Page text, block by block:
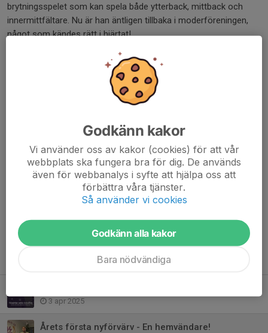
brytningsspelet som kan spela både ytterback, mittback och
innermittfältare. Nu är han äntligen tillbaka i moderföreningen,
något som kändes rätt i hjärtat!
men också för att det är ett fantastiskt gäng som har en väldigt
bra sammanhållning inom laget. Sist men inte minst föll valet
på att komma hem igen för att alla inom klubben har samma
målsättning, där målet är att vi ska upp till division 3, som jag
på oss och jobbar stenhårt för varandra."
Varmt välkommen hem igen Philip Säyläs!
3 apr 2025
Årets första nyförvärv - En hemvändare!
Godkänn kakor
Vi använder oss av kakor (cookies) för att vår
webbplats ska fungera bra för dig. De används
även för webbanalys i syfte att hjälpa oss att
förbättra våra tjänster.
Så använder vi cookies
Godkänn alla kakor
Bara nödvändiga